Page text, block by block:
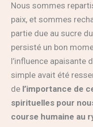
Nous sommes
paix, et sommes
partie due au sucre
persisté un bon
l’influence apaisante
simple avait été
de l’importance de
spirituelles pour
course humaine au